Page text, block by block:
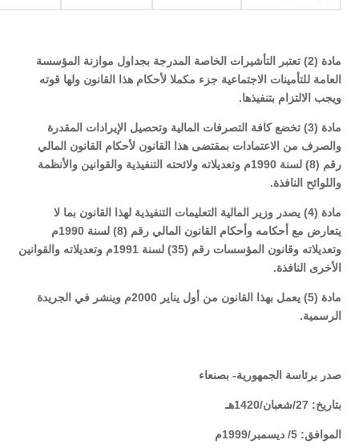
مادة (2) تعتبر التأشيرات الخاصة المدرجة بجداول موازنة المؤسسة
العامة للتأمينات الاجتماعية جزء مكملا لأحكام هذا القانون ولها قوته
ويجب الالتزام بتنفيذها.
مادة (3) تخضع كافة التصرفات المالية وتحصيل الإيرادات المقدرة
والصرف من الاعتمادات بمقتضى هذا القانون لأحكام القانون المالي
رقم (8) لسنة 1990م وتعديلاته ولائحته التنفيذية والقوانين والأنظمة
واللوائح النافذة.
مادة (4) يصدر وزير المالية التعليمات التنفيذية لهذا القانون بما لا
يتعارض مع أحكامه وأحكام القانون المالي رقم (8) لسنة 1990م
وتعديلاته وقانون المؤسسات رقم (35) لسنة 1991م وتعديلاته والقوانين
الأخرى النافذة.
مادة (5) يعمل بهذا القانون من أول يناير 2000م وينشر في الجريدة
الرسمية.
صدر برئاسة الجمهورية- بصنعاء
بتاريخ: 27/شعبان/1420هـ
الموافق: 5/ ديسمبر/1999م